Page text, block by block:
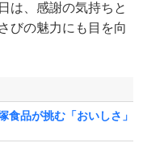
は、感謝の気持ちと
びの魅力にも目を向
品が挑む「おいしさ」